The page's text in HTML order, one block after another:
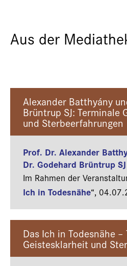
Aus der
Alexander Batthyány
Brüntrup SJ: Terminale
und Sterbeerfahrungen
Prof. Dr. Alexander
Dr. Godehard Brüntrup SJ
Im Rahmen der
Ich in Todesnähe“,
Das Ich in Todesnähe –
Geistesklarheit und